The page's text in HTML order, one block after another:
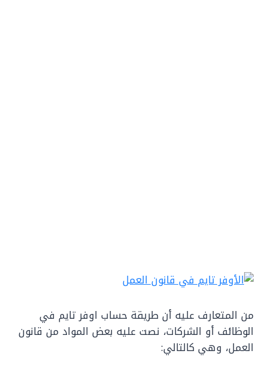
من المتعارف عليه أن طريقة حساب اوفر تايم في
الوظائف أو الشركات، نصت عليه بعض المواد من قانون
العمل، وهي كالتالي: